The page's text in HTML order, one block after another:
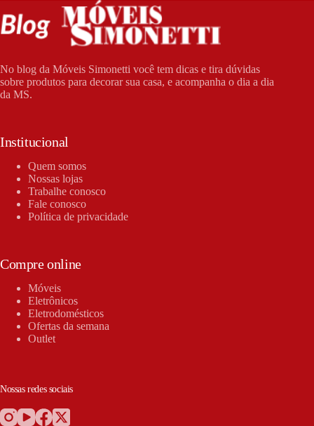
No blog da Móveis Simonetti você tem dicas e tira dúvidas
sobre produtos para decorar sua casa, e acompanha o dia a dia
da MS.
Institucional
Quem somos
Nossas lojas
Trabalhe conosco
Fale conosco
Política de privacidade
Compre online
Móveis
Eletrônicos
Eletrodomésticos
Ofertas da semana
Outlet
Nossas redes sociais